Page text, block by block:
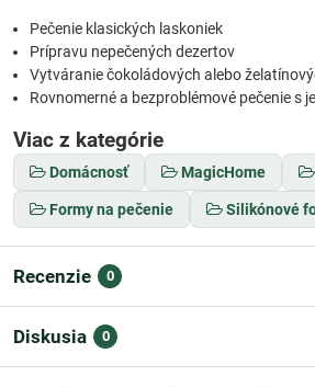
Pečenie klasických laskoniek
Prípravu nepečených dezertov
Vytváranie čokoládových alebo
Rovnomerné a bezproblémové pečenie s
Viac z kategórie
Domácnosť MagicHome
Formy na pečenie Silikónové
Recenzie 0
Diskusia 0